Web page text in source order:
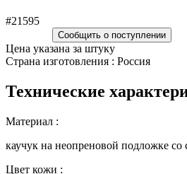
#21595
Сообщить о поступлении
Цена указана за штуку
Страна изготовления : Россия
Технические
Материал :
каучук на неопреновой подложке со
Цвет кожи :